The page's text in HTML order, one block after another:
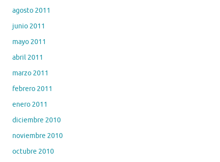
agosto 2011
junio 2011
mayo 2011
abril 2011
marzo 2011
febrero 2011
enero 2011
diciembre 2010
noviembre 2010
octubre 2010